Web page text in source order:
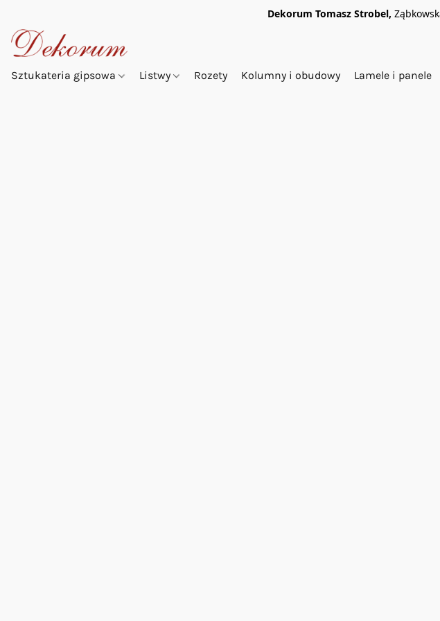
Dekorum Tomasz Strobel,
Sztukateria gipsowa Listwy Rozety Kolumny i obudowy Lamele i panele